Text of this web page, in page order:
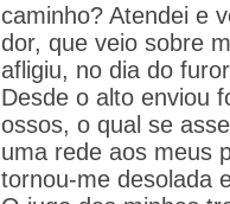
caminho? Atendei e
dor, que veio sobre
afligiu, no dia do
Desde o alto enviou
ossos, o qual se
uma rede aos meus
tornou-me desolada